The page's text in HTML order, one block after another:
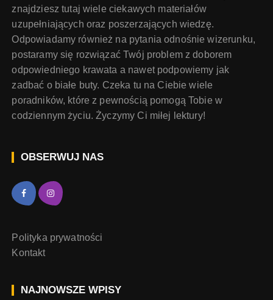
znajdziesz tutaj wiele ciekawych materiałów
uzupełniających oraz poszerzających wiedzę.
Odpowiadamy również na pytania odnośnie wizerunku,
postaramy się rozwiązać Twój problem z doborem
odpowiedniego krawata a nawet podpowiemy jak
zadbać o białe buty. Czeka tu na Ciebie wiele
poradników, które z pewnością pomogą Tobie w
codziennym życiu. Życzymy Ci miłej lektury!
OBSERWUJ NAS
Polityka prywatności
Kontakt
NAJNOWSZE WPISY